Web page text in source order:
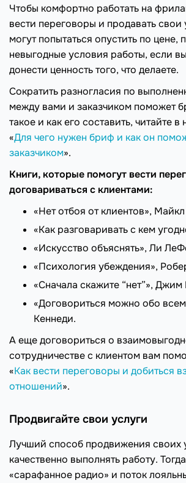
Чтобы комфортно работать на
вести переговоры и продавать свои
могут попытаться опустить по цене,
невыгодные условия работы, если
донести ценность того, что делаете.
Сократить разногласия по
между вами и заказчиком поможет
такое и как его составить, читайте в
«Для чего нужен бриф и как он
заказчиком».
Книги, которые помогут вести
договариваться с клиентами:
«Нет отбоя от клиентов»,
«Как разговаривать с кем
«Искусство объяснять», Ли
«Психология убеждения»,
«Сначала скажите “нет”», Джим
«Договориться можно обо
Кеннеди.
А еще договориться о
сотрудничестве с клиентом вам
«Как вести переговоры и добиться
отношений».
Продвигайте свои услуги
Лучший способ продвижения своих
качественно выполнять работу.
«сарафанное радио» и поток